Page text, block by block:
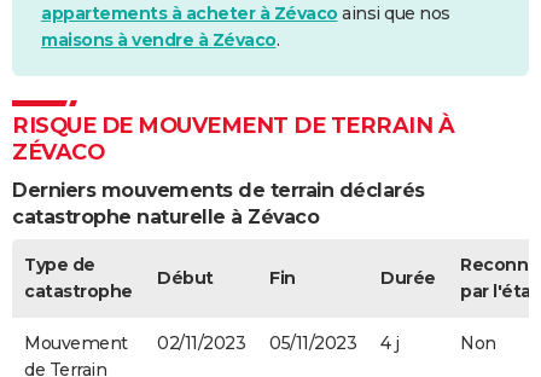
appartements à acheter à Zévaco ainsi que nos
maisons à vendre à Zévaco.
RISQUE DE MOUVEMENT DE TERRAIN À
ZÉVACO
Derniers mouvements de terrain déclarés
catastrophe naturelle à Zévaco
Type de
catastrophe
Début Fin Durée
par l'état
Mouvement
de Terrain
02/11/2023 05/11/2023 4 j Non